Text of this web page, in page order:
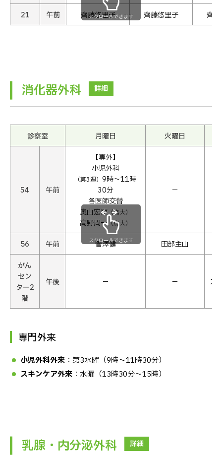
21 午前 齊藤悠里子 齊藤悠里子 齊
スクロールできます
消化器外科 詳細
診察室 月曜日 火曜日
54 午前
【専外】
小児外科
（第3週） 9時〜11時
30分
各医師交替
奥山宏臣（鳥大）
高野周一（鳥大）
−
56 午前 菅澤健 田部主山
がん
セン
ター2
階
午後 − −
ス
スクロールできます
専門外来
小児外科外来 ：第3水曜（9時〜11時30分）
スキンケア外来 ：水曜（13時30分〜15時）
乳腺・内分泌外科 詳細